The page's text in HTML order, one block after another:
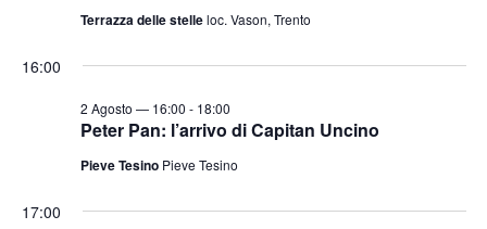
Terrazza delle stelleloc. Vason, Trento
16:00
Peter Pan: l’arrivo di Capitan Uncino
2 Agosto — 16:00 - 18:00
Pieve Tesino Pieve Tesino
17:00